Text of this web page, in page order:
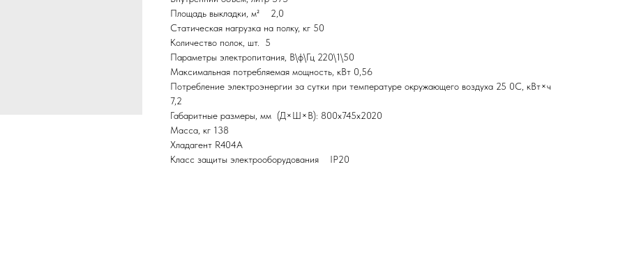
Площадь выкладки, м² 2,0
Статическая нагрузка на полку, кг 50
Количество полок, шт. 5
Параметры электропитания, В\ф\Гц 220\1\50
Максимальная потребляемая мощность, кВт 0,56
Потребление электроэнергии за сутки при температуре окружающего воздуха 25 0С, кВт×ч
7,2
Габаритные размеры, мм (Д×Ш×В): 800х745х2020
Масса, кг 138
Хладагент R404А
Класс защиты электрооборудования IP20